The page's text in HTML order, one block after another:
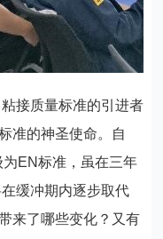
接质量标准的引进者
准的神圣使命。自
EN标准，虽在三年
缓冲期内逐步取代
来了哪些变化？又有